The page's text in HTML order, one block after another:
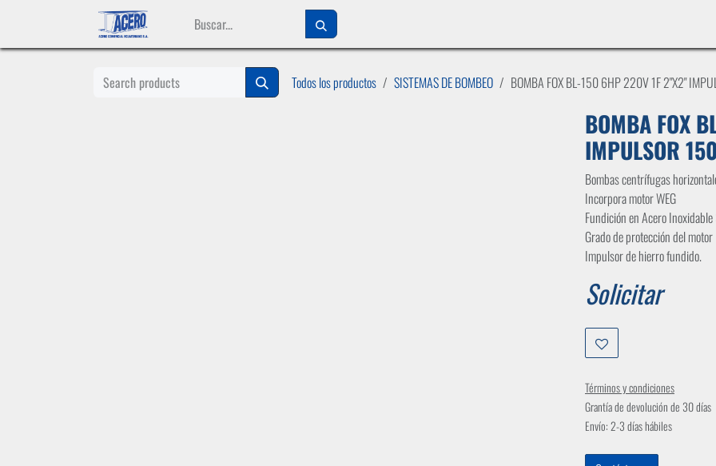
Todos los productos SISTEMAS DE BOMBEO BOMBA FOX BL-150 6HP 220V 1F 2"X2"
BOMBA FOX
IMPULSOR
Bombas centrífugas
Incorpora motor WEG
Fundición en Acero
Grado de protección del
Impulsor de hierro fundido.
Solicitar
Términos y condiciones
Grantía de devolución de 30 días
Envío: 2-3 días hábiles